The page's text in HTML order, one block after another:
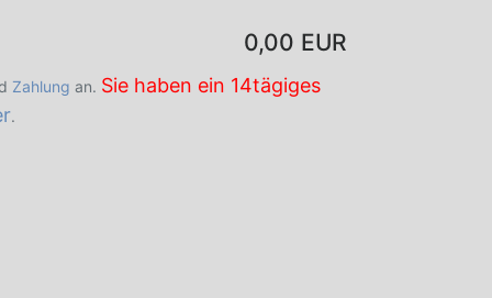
0,00 EUR
Zahlung an. Sie haben ein 14tägiges
.